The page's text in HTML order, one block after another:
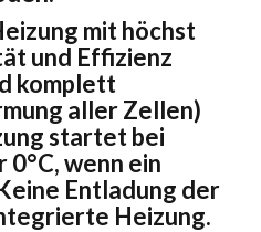
mit höchst
und Effizienz
komplett
aller Zellen)
startet bei
wenn ein
Entladung der
Heizung.